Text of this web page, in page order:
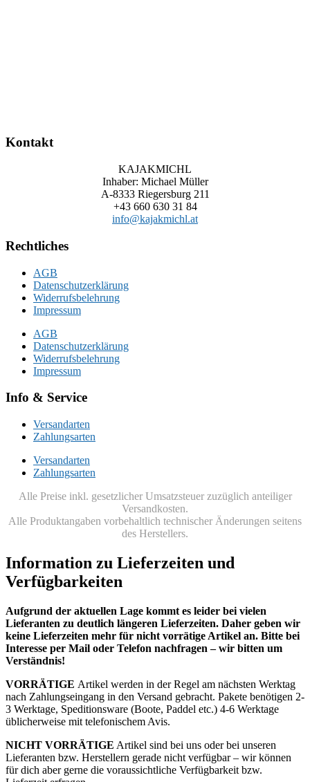
Kontakt
KAJAKMICHL
Inhaber: Michael Müller
A-8333 Riegersburg 211
+43 660 630 31 84
info@kajakmichl.at
Rechtliches
AGB
Datenschutzerklärung
Widerrufsbelehrung
Impressum
AGB
Datenschutzerklärung
Widerrufsbelehrung
Impressum
Info & Service
Versandarten
Zahlungsarten
Versandarten
Zahlungsarten
Alle Preise inkl. gesetzlicher Umsatzsteuer zuzüglich anteiliger
Versandkosten.
Alle Produktangaben vorbehaltlich technischer Änderungen seitens
des Herstellers.
Information zu Lieferzeiten und
Verfügbarkeiten
Aufgrund der aktuellen Lage kommt es leider bei vielen
Lieferanten zu deutlich längeren Lieferzeiten. Daher geben wir
keine Lieferzeiten mehr für nicht vorrätige Artikel an. Bitte bei
Interesse per Mail oder Telefon nachfragen – wir bitten um
Verständnis!
VORRÄTIGE Artikel werden in der Regel am nächsten Werktag
nach Zahlungseingang in den Versand gebracht. Pakete benötigen 2-
3 Werktage, Speditionsware (Boote, Paddel etc.) 4-6 Werktage
üblicherweise mit telefonischem Avis.
NICHT VORRÄTIGE Artikel sind bei uns oder bei unseren
Lieferanten bzw. Herstellern gerade nicht verfügbar – wir können
für dich aber gerne die voraussichtliche Verfügbarkeit bzw.